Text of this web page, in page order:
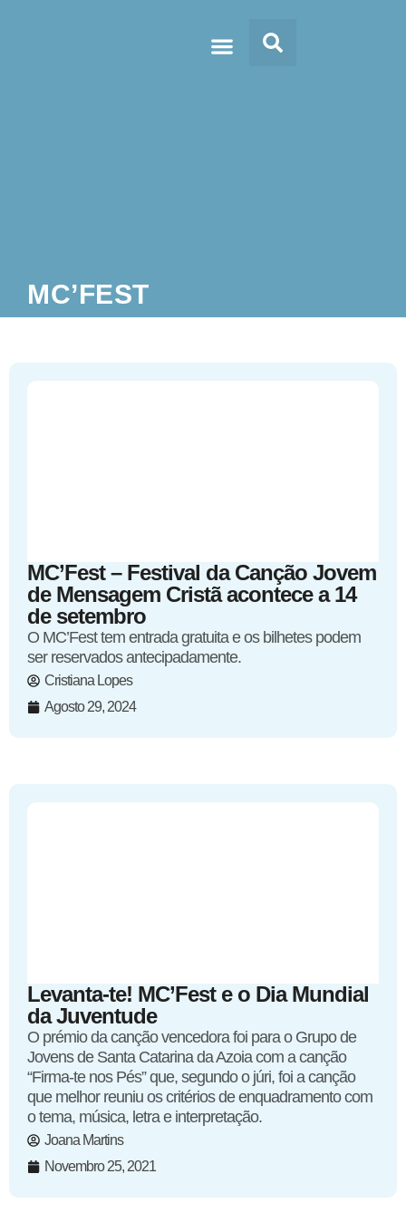
MC’FEST
MC’Fest – Festival da Canção Jovem
de Mensagem Cristã acontece a 14
de setembro
O MC’Fest tem entrada gratuita e os bilhetes podem
ser reservados antecipadamente.
Cristiana Lopes
Agosto 29, 2024
Levanta-te! MC’Fest e o Dia Mundial
da Juventude
O prémio da canção vencedora foi para o Grupo de
Jovens de Santa Catarina da Azoia com a canção
“Firma-te nos Pés” que, segundo o júri, foi a canção
que melhor reuniu os critérios de enquadramento com
o tema, música, letra e interpretação.
Joana Martins
Novembro 25, 2021